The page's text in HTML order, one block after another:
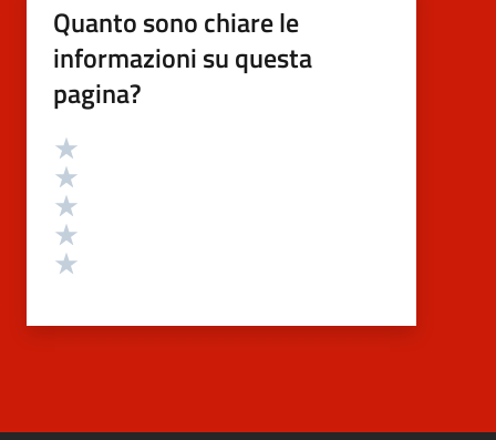
Quanto sono chiare le
informazioni su questa
pagina?
Valutazione